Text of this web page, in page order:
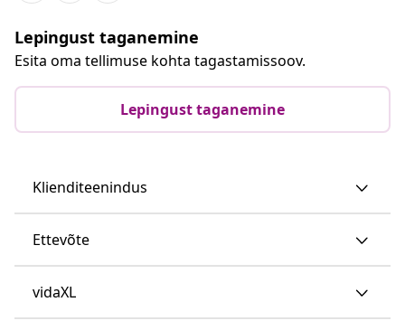
Lepingust taganemine
Esita oma tellimuse kohta tagastamissoov.
Lepingust taganemine
Klienditeenindus
Ettevõte
vidaXL